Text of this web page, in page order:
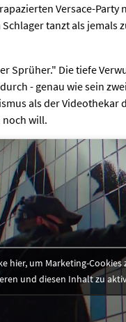
Versace-Party
tanzt als jemals
Sprüher." Die tiefe
- genau wie sein
als der Videothekar
noch will.
hier, um Marketing-Cookies
und diesen Inhalt zu